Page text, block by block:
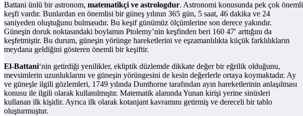
Battani ünlü bir astronom, matematikçi ve astrologdur. Astronomi konusunda pek çok önemli
keşfi vardır. Bunlardan en önemlisi bir güneş yılının 365 gün, 5 saat, 46 dakika ve 24
saniyeden oluştuğunu bulmasıdır. Bu keşif günümüz ölçümlerine son derece yakındır.
Güneşin doruk noktasındaki boylamın Ptolemy’nin keşfinden beri 160 47′ arttığını da
keşfetmiştir. Bu durum, güneşin yörünge hareketlerini ve eşzamanlılıkta küçük farklılıkların
meydana geldiğini gösteren önemli bir keşiftir.
El-Battani‘nin getirdiği yenilikler, ekliptik düzlemde dikkate değer bir eğrilik olduğunu,
mevsimlerin uzunluklarını ve güneşin yörüngesini de kesin değerlerle ortaya koymaktadır. Ay
ve güneşle ilgili gözlemleri, 1749 yılında Dunthorne tarafından ayın hareketlerinin anlaşılması
konusu ile ilgili olarak kullanılmıştır. Matematik alanında Yunan kirişi yerine sinüsleri
kullanan ilk kişidir. Ayrıca ilk olarak kotanjant kavramını getirmiş ve dereceli bir tablo
oluşturmuştur.